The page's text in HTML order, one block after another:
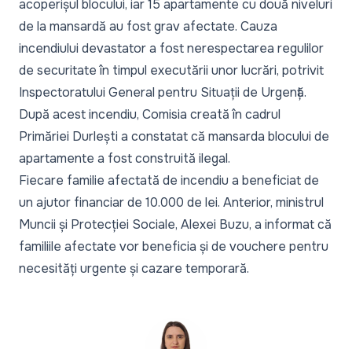
acoperișul blocului, iar 15 apartamente cu două niveluri
de la mansardă au fost grav afectate. Cauza
incendiului devastator a fost nerespectarea regulilor
de securitate în timpul executării unor lucrări, potrivit
Inspectoratului General pentru Situații de Urgență.
După acest incendiu, Comisia creată în cadrul
Primăriei Durlești a constatat că mansarda blocului de
apartamente a fost construită ilegal.
Fiecare familie afectată de incendiu a beneficiat de
un ajutor financiar de 10.000 de lei. Anterior, ministrul
Muncii și Protecției Sociale, Alexei Buzu, a informat că
familiile afectate vor beneficia și de vouchere pentru
necesități urgente și cazare temporară.